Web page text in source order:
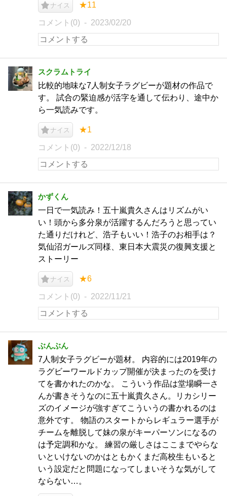
ナイス ★11
コメント(0) 2023/02/20
スクラムトライ
比較的地味な7人制女子ラグビーが題材の作品で
す。 試合の緊迫感が活字を通して伝わり、途中か
ら一気読みです。
ナイス ★1
コメント(0) 2022/12/18
かずくん
一日で一気読み！五十嵐貴久さんはリズムがい
い！頭から多分泉が活躍するんだろうと思ってい
た通りだけれど、浩子もいい！浩子のお相手は？
気仙沼ガールズ同様、東日本大震災の復興支援と
ストーリー
ナイス ★6
コメント(0) 2022/11/21
ぶんぶん
7人制女子ラグビーが題材。 内容的には2019年の
ラグビーワールドカップ開催が決まったのを受け
てを書かれたのかな。 こういう作品は堂場瞬一さ
んが書きそうなのに五十嵐貴久さん。リカシリー
ズのイメージが強すぎてこういうの書かれるのは
意外です。 物語のスタートからレギュラー選手が
チームを離脱して妹の泉がキーパーソンになるの
は予定調和かな。 練習の厳しさはここまでやらな
いといけないのかはともかくまだ高校生もいると
いう設定だと問題になってしまいそうな気がして
ならない…。